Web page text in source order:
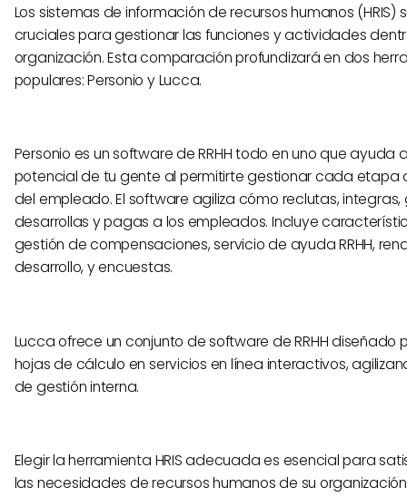
Los sistemas de información de recursos humanos (HRIS)
cruciales para gestionar las funciones y actividades
organización. Esta comparación profundizará en dos
populares: Personio y Lucca.
Personio es un software de RRHH todo en uno que ayuda
potencial de tu gente al permitirte gestionar cada etapa
del empleado. El software agiliza cómo reclutas, integras,
desarrollas y pagas a los empleados. Incluye
gestión de compensaciones, servicio de ayuda RRHH,
desarrollo, y encuestas.
Lucca ofrece un conjunto de software de RRHH diseñado
hojas de cálculo en servicios en línea interactivos,
de gestión interna.
Elegir la herramienta HRIS adecuada es esencial para
las necesidades de recursos humanos de su